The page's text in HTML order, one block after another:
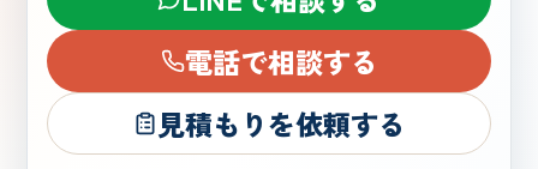
電話で相談する
見積もりを依頼する